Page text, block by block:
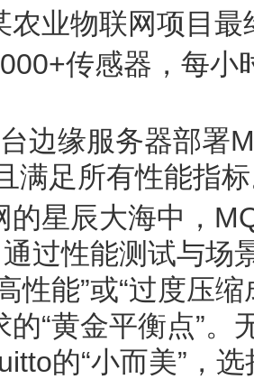
农业物联网项目
传感器，每小
边缘服务器部署
满足所有性能指
的星辰大海中，
通过性能测试与场
性能”或“过度压
“黄金平衡点”。
的“小而美”，